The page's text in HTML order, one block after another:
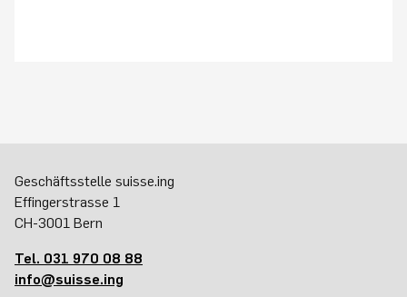
Geschäftsstelle suisse.ing
Effingerstrasse 1
CH-3001 Bern
Tel. 031 970 08 88
info@suisse.ing